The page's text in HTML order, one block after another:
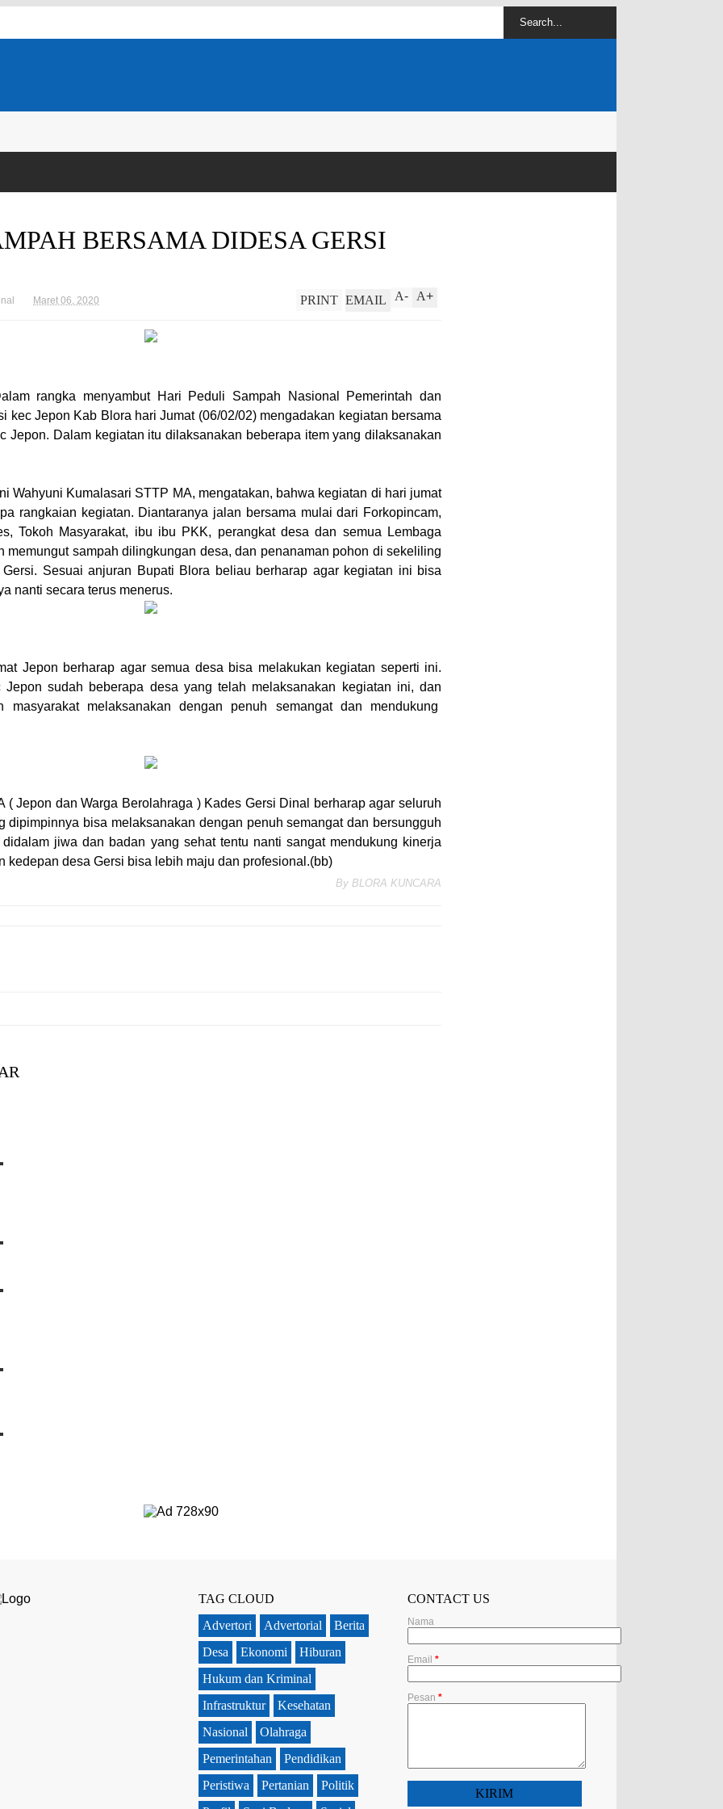
BERSAMA DIDESA GERSI
Maret 06, 2020 A+
A-
PRINT EMAIL
rangka menyambut Hari Peduli Sampah Nasional Pemerintah dan
kec Jepon Kab Blora hari Jumat (06/02/02) mengadakan kegiatan bersama
Jepon. Dalam kegiatan itu dilaksanakan beberapa item yang dilaksanakan
Wahyuni Kumalasari STTP MA, mengatakan, bahwa kegiatan di hari jumat
rangkaian kegiatan. Diantaranya jalan bersama mulai dari Forkopincam,
Tokoh Masyarakat, ibu ibu PKK, perangkat desa dan semua Lembaga
memungut sampah dilingkungan desa, dan penanaman pohon di sekeliling
Gersi. Sesuai anjuran Bupati Blora beliau berharap agar kegiatan ini bisa
nanti secara terus menerus.
Jepon berharap agar semua desa bisa melakukan kegiatan seperti ini.
sudah beberapa desa yang telah melaksanakan kegiatan ini, dan
masyarakat melaksanakan dengan penuh semangat dan mendukung
( Jepon dan Warga Berolahraga ) Kades Gersi Dinal berharap agar seluruh
dipimpinnya bisa melaksanakan dengan penuh semangat dan bersungguh
jiwa dan badan yang sehat tentu nanti sangat mendukung kinerja
kedepan desa Gersi bisa lebih maju dan profesional.(bb)
By BLORA KUNCARA
TAG CLOUD
Advertori
Advertorial
Berita
Desa
Ekonomi
Hiburan
Hukum dan Kriminal
Infrastruktur
Kesehatan
Nasional
Olahraga
Pemerintahan
Pendidikan
Peristiwa
Pertanian
Politik
CONTACT US
Nama
Email *
Pesan *